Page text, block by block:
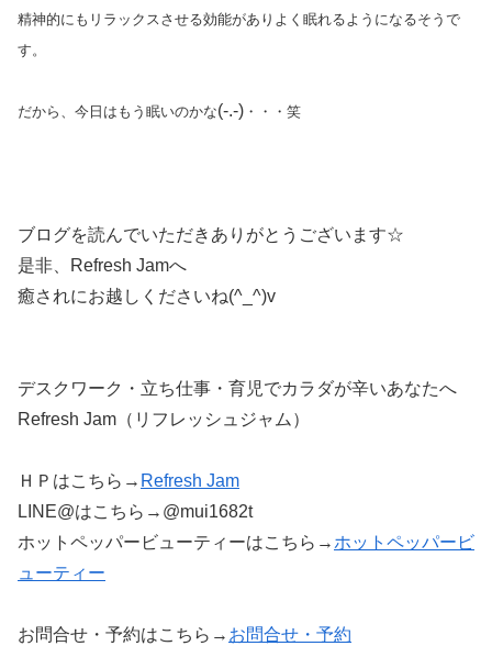
精神的にもリラックスさせる効能がありよく眠れるようになるそうで
す。
だから、今日はもう眠いのかな(-.-) ・・・笑
ブログを読んでいただきありがとうございます☆
是非、Refresh Jamへ
癒されにお越しくださいね(^_^)v
デスクワーク・立ち仕事・育児でカラダが辛いあなたへ
Refresh Jam（リフレッシュジャム）
ＨＰはこちら→ Refresh Jam
LINE@はこちら→@mui1682t
ホットペッパービューティーはこちら→ ホットペッパービ
ューティー
お問合せ・予約はこちら→ お問合せ・予約